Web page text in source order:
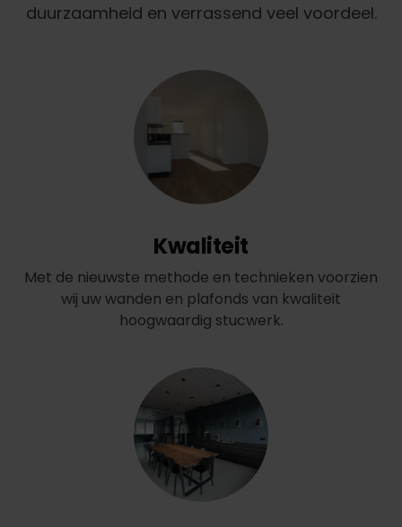
duurzaamheid en verrassend veel voordeel.
Kwaliteit
Met de nieuwste methode en technieken voorzien
wij uw wanden en plafonds van kwaliteit
hoogwaardig stucwerk.